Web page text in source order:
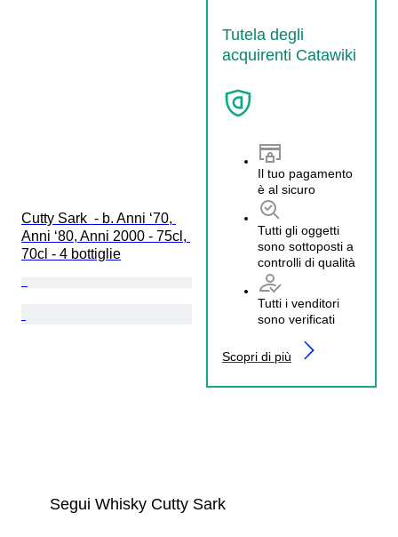
Cutty Sark  - b. Anni ‘70,
Anni ‘80, Anni 2000 - 75cl,
70cl - 4 bottiglie
Tutela degli
acquirenti Catawiki
Il tuo pagamento
è al sicuro
Tutti gli oggetti
sono sottoposti a
controlli di qualità
Tutti i venditori
sono verificati
Scopri di più
Segui Whisky Cutty Sark